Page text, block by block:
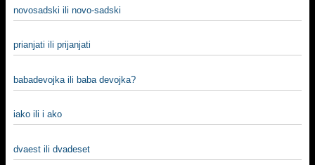
novosadski ili novo-sadski
prianjati ili prijanjati
babadevojka ili baba devojka?
iako ili i ako
dvaest ili dvadeset